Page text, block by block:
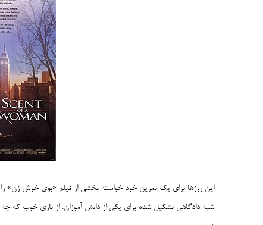
این روزها برای یک تمرین خود خواسته بخشی از فیلم «بوی خوش زن» را
شبه دادگاهی تشکیل شده برای یکی از دانش آموزان. از بازی خوب که